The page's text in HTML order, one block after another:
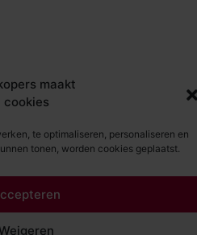
maakt
cookies
te optimaliseren, personaliseren en
tonen, worden cookies geplaatst.